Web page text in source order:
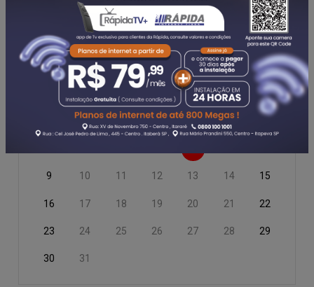
Agosto
2026
SET
DOM SEG TER QUA QUI SEX SÁB
9 10 11 12 13 14 15
16 17 18 19 20 21 22
23 24 25 26 27 28 29
30 31